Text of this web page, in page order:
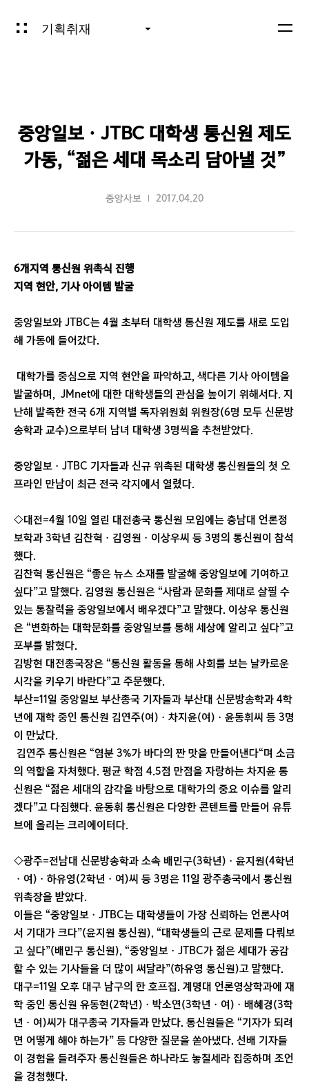
기획취재
중앙일보ㆍJTBC 대학생 통신원 제도
가동, “젊은 세대 목소리 담아낼 것”
중앙사보 2017.04.20
6개지역 통신원 위촉식 진행
지역 현안, 기사 아이템 발굴
중앙일보와 JTBC는 4월 초부터 대학생 통신원 제도를 새로 도입
해 가동에 들어갔다.
대학가를 중심으로 지역 현안을 파악하고, 색다른 기사 아이템을
발굴하며, JMnet에 대한 대학생들의 관심을 높이기 위해서다. 지
난해 발족한 전국 6개 지역별 독자위원회 위원장(6명 모두 신문방
송학과 교수)으로부터 남녀 대학생 3명씩을 추천받았다.
중앙일보ㆍJTBC 기자들과 신규 위촉된 대학생 통신원들의 첫 오
프라인 만남이 최근 전국 각지에서 열렸다.
◇대전=4월 10일 열린 대전총국 통신원 모임에는 충남대 언론정
보학과 3학년 김찬혁ㆍ김영원ㆍ이상우씨 등 3명의 통신원이 참석
했다.
김찬혁 통신원은 “좋은 뉴스 소재를 발굴해 중앙일보에 기여하고
싶다”고 말했다. 김영원 통신원은 “사람과 문화를 제대로 살필 수
있는 통찰력을 중앙일보에서 배우겠다”고 말했다. 이상우 통신원
은 “변화하는 대학문화를 중앙일보를 통해 세상에 알리고 싶다”고
포부를 밝혔다.
김방현 대전총국장은 “통신원 활동을 통해 사회를 보는 날카로운
시각을 키우기 바란다”고 주문했다.
부산=11일 중앙일보 부산총국 기자들과 부산대 신문방송학과 4학
년에 재학 중인 통신원 김연주(여)ㆍ차지윤(여)ㆍ윤동휘씨 등 3명
이 만났다.
김연주 통신원은 “염분 3%가 바다의 짠 맛을 만들어낸다“며 소금
의 역할을 자처했다. 평균 학점 4.5점 만점을 자랑하는 차지윤 통
신원은 “젊은 세대의 감각을 바탕으로 대학가의 중요 이슈를 알리
겠다”고 다짐했다. 윤동휘 통신원은 다양한 콘텐트를 만들어 유튜
브에 올리는 크리에이터다.
◇광주=전남대 신문방송학과 소속 배민구(3학년)ㆍ윤지원(4학년
ㆍ여)ㆍ하유영(2학년ㆍ여)씨 등 3명은 11일 광주총국에서 통신원
위촉장을 받았다.
이들은 “중앙일보ㆍJTBC는 대학생들이 가장 신뢰하는 언론사여
서 기대가 크다”(윤지원 통신원), “대학생들의 근로 문제를 다뤄보
고 싶다”(배민구 통신원), “중앙일보ㆍJTBC가 젊은 세대가 공감
할 수 있는 기사들을 더 많이 써달라”(하유영 통신원)고 말했다.
대구=11일 오후 대구 남구의 한 호프집. 계명대 언론영상학과에 재
학 중인 통신원 유동현(2학년)ㆍ박소연(3학년ㆍ여)ㆍ배혜경(3학
년ㆍ여)씨가 대구총국 기자들과 만났다. 통신원들은 “기자가 되려
면 어떻게 해야 하는가” 등 다양한 질문을 쏟아냈다. 선배 기자들
이 경험을 들려주자 통신원들은 하나라도 놓칠세라 집중하며 조언
을 경청했다.